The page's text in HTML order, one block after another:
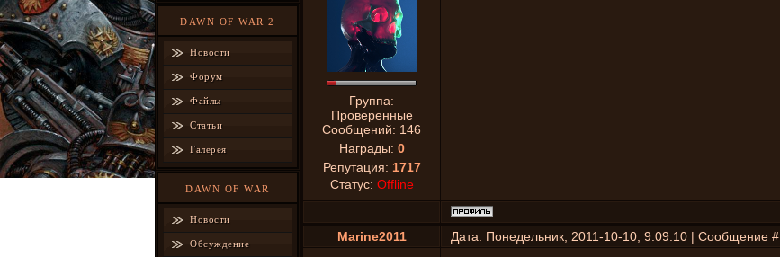
DAWN OF WAR 2
Новости
Форум
Файлы
Статьи
Галерея
DAWN OF WAR
Новости
Обсуждение
Группа:
Проверенные
Сообщений: 146
Награды: 0
Репутация: 1717
Статус: Offline
Marine2011 Дата: Понедельник, 2011-10-10, 9:09:10 | Сообщение #